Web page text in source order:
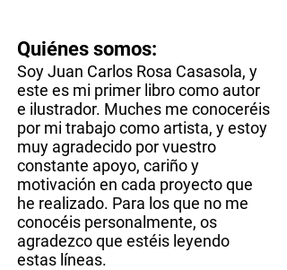
Quiénes somos:
Soy Juan Carlos Rosa Casasola, y
este es mi primer libro como autor
e ilustrador. Muches me conoceréis
por mi trabajo como artista, y estoy
muy agradecido por vuestro
constante apoyo, cariño y
motivación en cada proyecto que
he realizado. Para los que no me
conocéis personalmente, os
agradezco que estéis leyendo
estas líneas.